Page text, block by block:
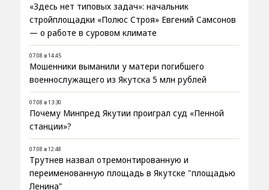
«Здесь нет типовых задач»: начальник
стройплощадки «Полюс Строя» Евгений Самсонов
— о работе в суровом климате
07.08 в 14:45
Мошенники выманили у матери погибшего
военнослужащего из Якутска 5 млн рублей
07.08 в 13:30
Почему Минпред Якутии проиграл суд «Пенной
станции»?
07.08 в 12:48
Трутнев назвал отремонтированную и
переименованную площадь в Якутске "площадью
Ленина"